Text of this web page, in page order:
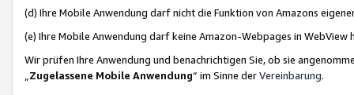
(d) Ihre Mobile Anwendung darf nicht die Funktion von Amazons
(e) Ihre Mobile Anwendung darf keine Amazon-Webpages in WebView
Wir prüfen Ihre Anwendung und benachrichtigen Sie, ob sie
„Zugelassene Mobile Anwendung“ im Sinne derVereinbarung.